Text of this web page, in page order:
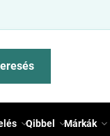
Qibbel Márkák